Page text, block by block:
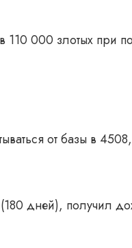
000 злотых при
от базы в
дней), получил